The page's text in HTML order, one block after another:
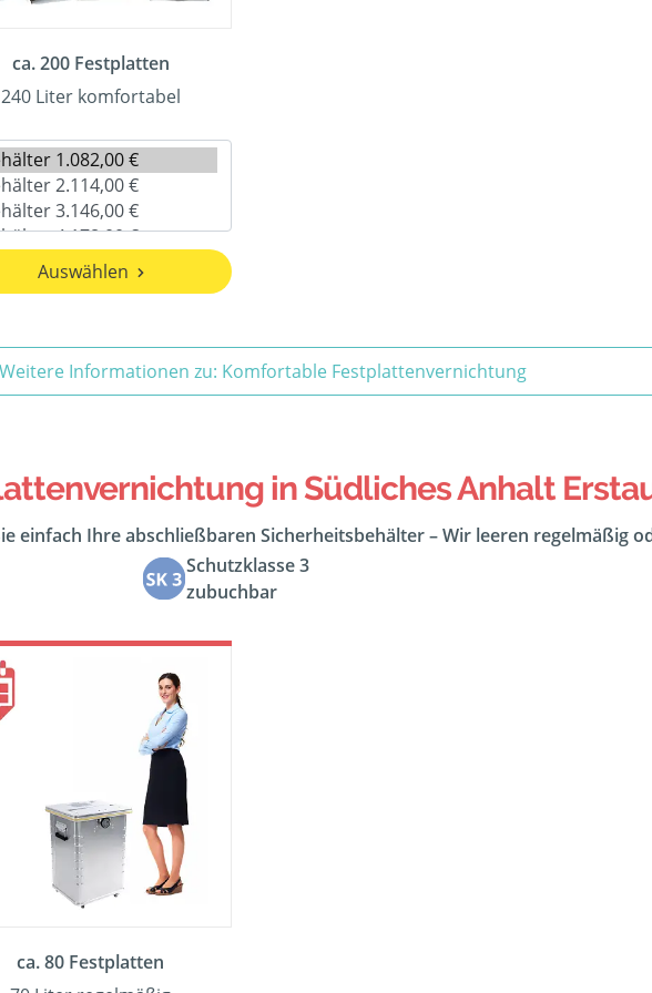
ca. 200 Festplatten
240 Liter komfortabel
Auswählen
Weitere Informationen zu: Komfortable Festplattenvernichtung
in Südliches Anhalt
einfach Ihre abschließbaren Sicherheitsbehälter – Wir leeren regelmäßig
Schutzklasse 3
zubuchbar
ca. 80 Festplatten